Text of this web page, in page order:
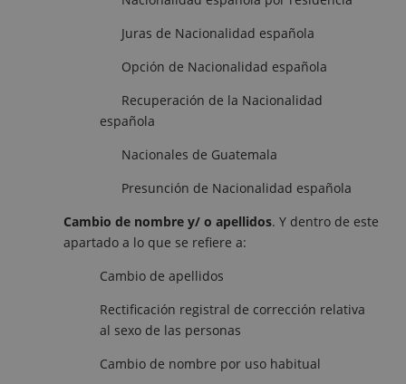
Juras de Nacionalidad española
Opción de Nacionalidad española
Recuperación de la Nacionalidad
española
Nacionales de Guatemala
Presunción de Nacionalidad española
Cambio de nombre y/ o apellidos. Y dentro de este
apartado a lo que se refiere a:
Cambio de apellidos
Rectificación registral de corrección relativa
al sexo de las personas
Cambio de nombre por uso habitual